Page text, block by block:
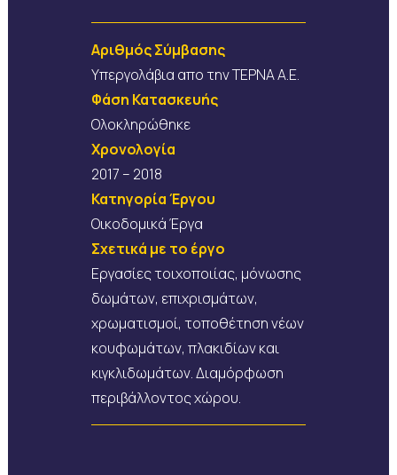
Αριθμός Σύμβασης
Υπεργολάβια απο την ΤΕΡΝΑ Α.Ε.
Φάση Κατασκευής
Ολοκληρώθηκε
Χρονολογία
2017 – 2018
Κατηγορία Έργου
Οικοδομικά Έργα
Σχετικά με το έργο
Εργασίες τοιχοποιίας, μόνωσης
δωμάτων, επιχρισμάτων,
χρωματισμοί, τοποθέτηση νέων
κουφωμάτων, πλακιδίων και
κιγκλιδωμάτων. Διαμόρφωση
περιβάλλοντος χώρου.